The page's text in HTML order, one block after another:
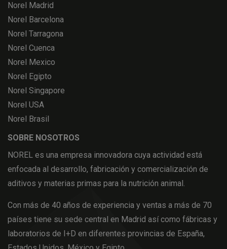
Norel Madrid
Norel Barcelona
Norel Tarragona
Norel Cuenca
Norel Mexico
Norel Egipto
Norel Singapore
Norel USA
Norel Brasil
SOBRE NOSOTROS
NOREL es una empresa innovadora cuya actividad está
enfocada al desarrollo, fabricación y comercialización de
aditivos y materias primas para la nutrición animal.
Con más de 40 años de experiencia y ventas a más de 70
países tiene su sede central en Madrid así como fábricas y
laboratorios de I+D en diferentes provincias de España,